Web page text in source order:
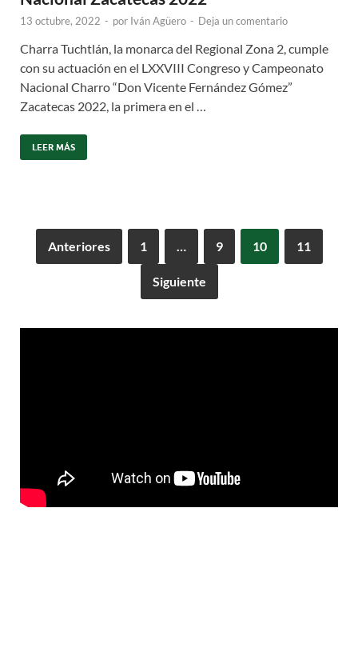
13 octubre, 2022 - por Iván Agüero - Deja un comentario
Charra Tuchtlán, la monarca del Regional Zona 2, cumple
con su actuación en el LXXVIII Congreso y Campeonato
Nacional Charro “Don Vicente Fernández Gómez”
Zacatecas 2022, la primera en el …
LEER MÁS
Anteriores 1 … 9 10 11
Siguiente